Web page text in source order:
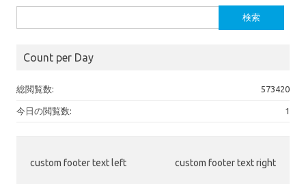
索:
Count per Day
573420
総閲覧数:
1
今日の閲覧数:
custom footer text left custom footer text right